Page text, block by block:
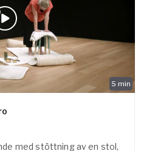
5 min
med stöttning av en stol,